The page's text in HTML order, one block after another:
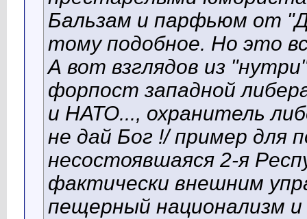
Бальзам и парфьюм от
тому подобное. Но это
А вот взглядов из
форпост западной
и НАТО..., охранитель
не дай Бог !/ пример для
несостоявшаяся 2-я
фактически внешним
пещерный национализм